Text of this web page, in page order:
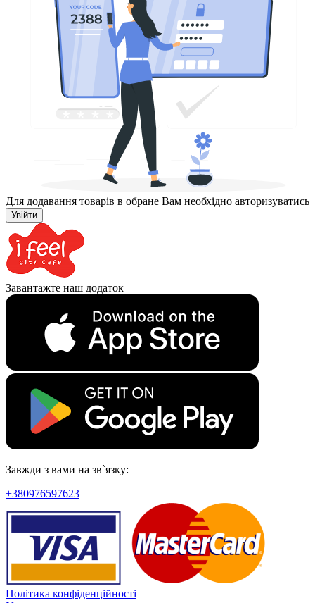
Для додавання товарів в обране Вам необхідно авторизуватись
Увійти
Завантажте наш додаток
Завжди з вами на зв`язку:
+380976597623
Політика конфіденційності